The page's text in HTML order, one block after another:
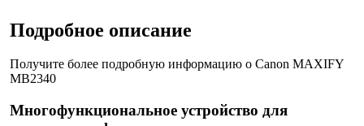
Подробное описание
Получите более подробную информацию о Canon MAXIFY
MB2340
Многофункциональное устройство для